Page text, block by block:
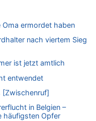
niedrig wie noch nie
wie noch nie
niedergestochen
ermordet haben
nach viertem Sieg
ist jetzt amtlich
entwendet
[Zwischenruf]
in Belgien –
häufigsten Opfer